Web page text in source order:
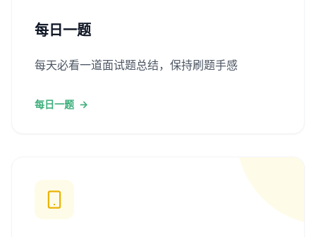
每日一题
每天必看一道面试题总结，保持刷题手感
每日一题 →